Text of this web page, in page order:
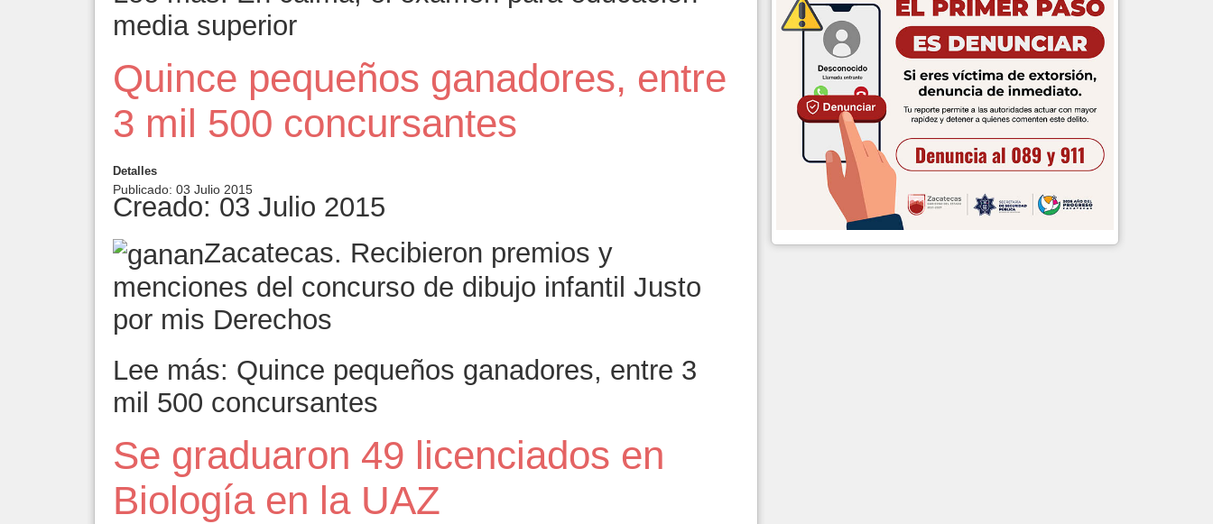
media superior
Quince pequeños ganadores, entre
3 mil 500 concursantes
Detalles
Publicado: 03 Julio 2015
Creado: 03 Julio 2015
Zacatecas. Recibieron premios y
menciones del concurso de dibujo infantil Justo
por mis Derechos
Lee más: Quince pequeños ganadores, entre 3
mil 500 concursantes
Se graduaron 49 licenciados en
Biología en la UAZ